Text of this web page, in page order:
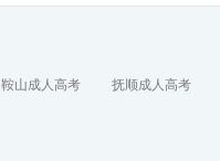
鞍山成人高考 抚顺成人高考